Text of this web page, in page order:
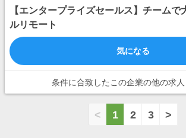
【エンタープライズセールス】チームで
ルリモート
気になる
条件に合致したこの企業の他の求人
< 1 2 3 >